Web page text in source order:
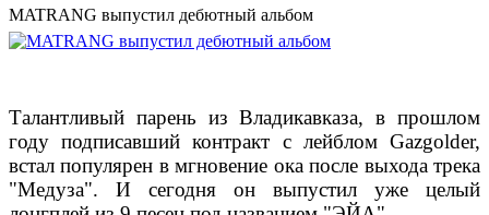
MATRANG выпустил дебютный альбом
Талантливый парень из Владикавказа, в прошлом
году подписавший контракт с лейблом Gazgolder,
встал популярен в мгновение ока после выхода трека
"Медуза". И сегодня он выпустил уже целый